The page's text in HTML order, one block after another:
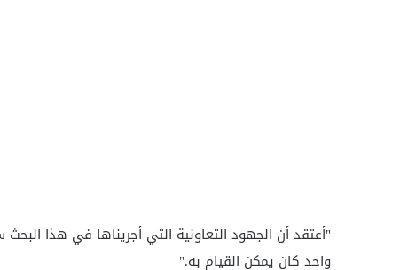
"أعتقد أن الجهود التعاونية التي أجريناها في هذا
واحد كان يمكن القيام به."